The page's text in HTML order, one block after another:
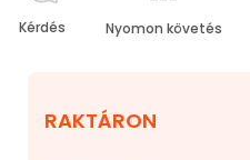
RAKTÁRON
Kérdés Nyomon követés